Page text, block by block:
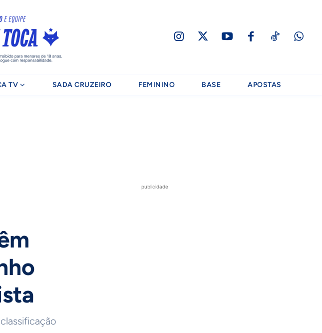
TV SADA CRUZEIRO FEMININO BASE APOSTAS
publicidade